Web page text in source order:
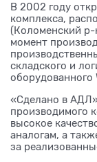
В 2002 году
комплекса,
(Коломенский р-
момент
складского и
оборудованного
«Сделано в
производимого
высокое
аналогам, а
за